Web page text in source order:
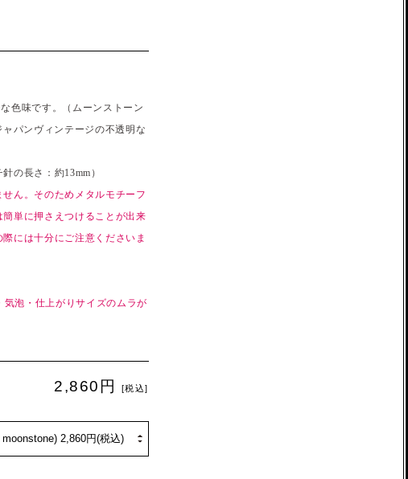
色味です。（ムーンストーン
パンヴィンテージの不透明な
の長さ：約13mm）
ん。そのためメタルモチーフ
単に押さえつけることが出来
には十分にご注意くださいま
泡・仕上がりサイズのムラが
2,860円 [税込]